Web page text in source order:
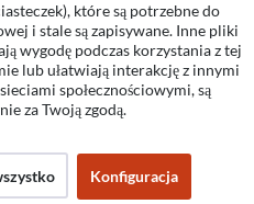
które są potrzebne do
i stale są zapisywane. Inne pliki
wygodę podczas korzystania z tej
lub ułatwiają interakcję z innymi
społecznościowymi, są
za Twoją zgodą.
Konfiguracja